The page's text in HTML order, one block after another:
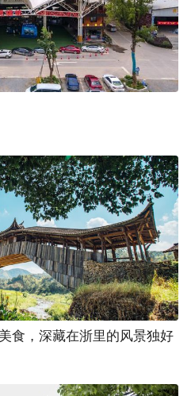
食，深藏在浙里的风景独好